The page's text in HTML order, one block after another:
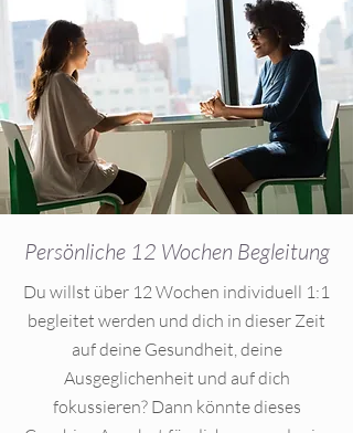
Persönliche 12 Wochen Begleitung
Du willst über 12 Wochen individuell 1:1
begleitet werden und dich in dieser Zeit
auf deine Gesundheit, deine
Ausgeglichenheit und auf dich
fokussieren? Dann könnte dieses